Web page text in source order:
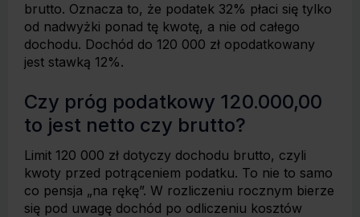
brutto. Oznacza to, że podatek 32% płaci się tylko
od nadwyżki ponad tę kwotę, a nie od całego
dochodu. Dochód do 120 000 zł opodatkowany
jest stawką 12%.
Czy próg podatkowy 120.000,00
to jest netto czy brutto?
Limit 120 000 zł dotyczy dochodu brutto, czyli
kwoty przed potrąceniem podatku. To nie to samo
co pensja „na rękę”. W rozliczeniu rocznym bierze
się pod uwagę dochód po odliczeniu kosztów